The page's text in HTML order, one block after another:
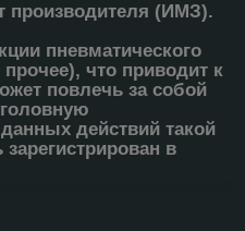
производителя (ИМЗ).
пневматического
что приводит к
повлечь за собой
действий такой
в